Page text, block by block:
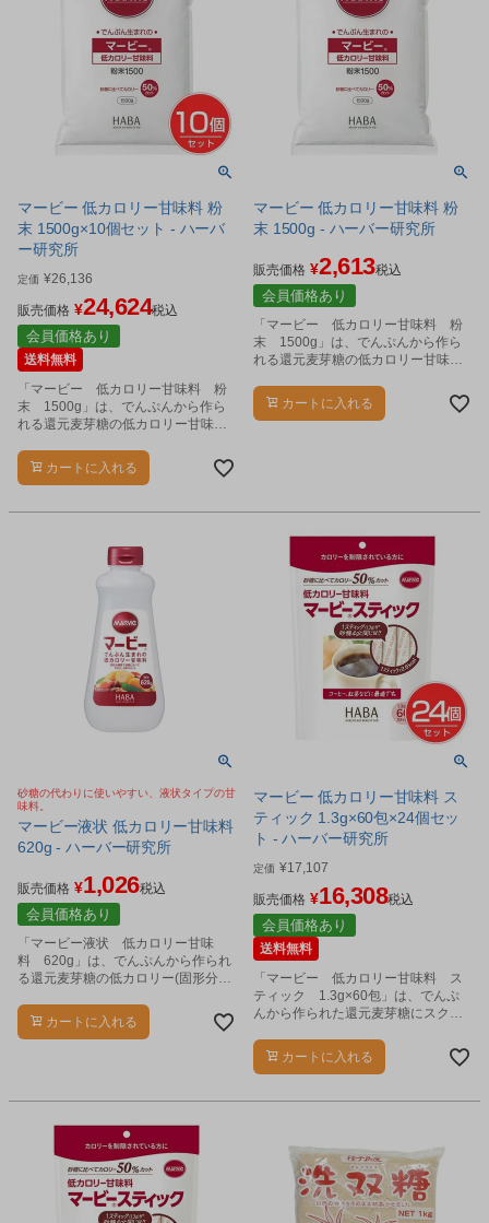
マービー 低カロリー甘味料 粉
末 1500g×10個セット - ハーバ
ー研究所
定価 ¥26,136
販売価格 ¥24,624税込
会員価格あり
送料無料
「マービー 低カロリー甘味料 粉
末 1500g」は、でんぷんから作ら
れる還元麦芽糖の低カロリー甘味料
カートに入れる
マービー 低カロリー甘味料 粉
末 1500g - ハーバー研究所
販売価格 ¥2,613税込
会員価格あり
「マービー 低カロリー甘味料 粉
末 1500g」は、でんぷんから作ら
れる還元麦芽糖の低カロリー甘味料
カートに入れる
砂糖の代わりに使いやすい、液状タイプの甘
味料。
マービー液状 低カロリー甘味料
620g - ハーバー研究所
販売価格 ¥1,026税込
会員価格あり
「マービー液状 低カロリー甘味
料 620g」は、でんぷんから作られ
る還元麦芽糖の低カロリー(固形分換
カートに入れる
マービー 低カロリー甘味料 ス
ティック 1.3g×60包×24個セッ
ト - ハーバー研究所
定価 ¥17,107
販売価格 ¥16,308税込
会員価格あり
送料無料
「マービー 低カロリー甘味料 ス
ティック 1.3g×60包」は、でんぷ
んから作られた還元麦芽糖にスクラ
シュガーレス甘味料です。
カートに入れる